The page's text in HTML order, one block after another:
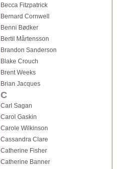
Becca Fitzpatrick
Bernard Cornwell
Benni Bødker
Bertil Mårtensson
Brandon Sanderson
Blake Crouch
Brent Weeks
Brian Jacques
C
Carl Sagan
Carol Gaskin
Carole Wilkinson
Cassandra Clare
Catherine Fisher
Catherine Banner